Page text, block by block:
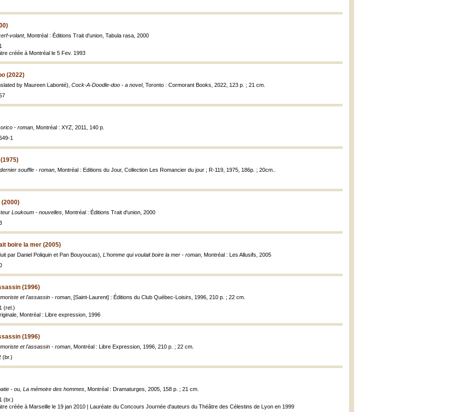
volant, Montréal : Éditions Trait d'union, Tabula rasa, 2000
créée à Montréal le 5 Fev. 1993
(2022)
by Maureen Labonté), Cock-A-Doodle-doo - a novel, Toronto : Cormorant Books, 2022, 123 p. ; 21 cm.
- roman , Montréal : XYZ, 2011, 140 p.
1
souffle - roman , Montréal : Editions du Jour, Collection Les Romancier du jour ; R-119, 1975, 186p. ; 20cm..
Loukoum - nouvelles , Montréal : Éditions Trait d'union, 2000
boire la mer (2005)
par Daniel Poliquin et Pan Bouyoucas), L'homme qui voulait boire la mer - roman , Montréal : Les Allusifs, 2005
(1996)
et l'assassin - roman , [Saint-Laurent] : Éditions du Club Québec-Loisirs, 1996, 210 p. ; 22 cm.
(rel.)
Montréal : Libre expression, 1996
(1996)
et l'assassin - roman , Montréal : Libre Expression, 1996, 210 p. ; 22 cm.
(br.)
- ou, La mémoire des hommes , Montréal : Dramaturges, 2005, 158 p. ; 21 cm.
(br.)
créée à Marseille le 19 jan 2010 | Lauréate du Concours Journée d'auteurs du Théâtre des Célestins de Lyon en 1999